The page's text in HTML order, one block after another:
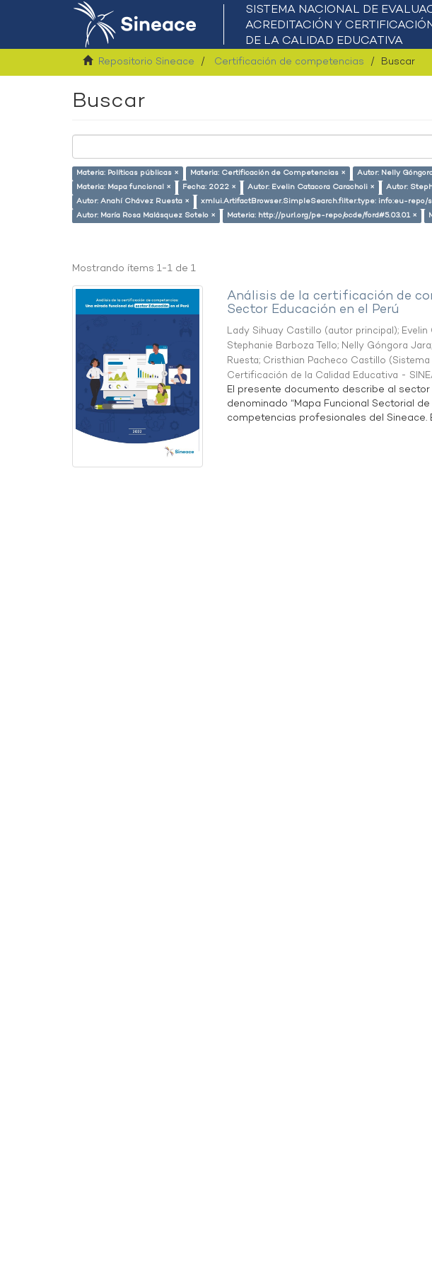
Repositorio Sineace Certificación de competencias Buscar
Buscar
Materia: Políticas públicas × Materia: Certificación de Competencias × Autor: Nelly
Materia: Mapa funcional ×
Fecha: 2022 × Autor: Evelin Catacora Caracholi × Autor:
Autor: Anahí Chávez Ruesta ×
xmlui.ArtifactBrowser.SimpleSearch.filter.type: info:eu-
Autor: María Rosa Malásquez Sotelo ×
Materia: http://purl.org/pe-repo/ocde/ford#5.03.01 ×
Mostrando ítems 1-1 de 1
Análisis de la certificación de
Sector Educación en el Perú
Lady Sihuay Castillo (autor principal);
Stephanie Barboza Tello; Nelly Góngora Jara;
Ruesta; Cristhian Pacheco Castillo (
Certificación de la Calidad Educativa -
El presente documento describe al
denominado “Mapa Funcional Sectorial
competencias profesionales del Sineace.